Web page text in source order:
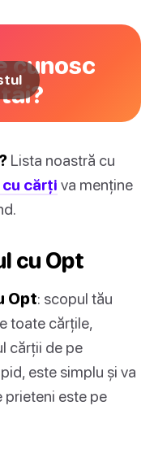
cunosc
Lista noastră cu
cărți va menține
cu Opt
Opt: scopul tău
toate cărțile,
cărții de pe
este simplu și va
prieteni este pe